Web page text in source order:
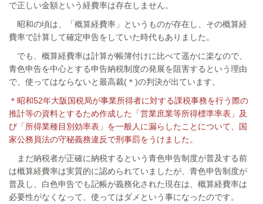
で正しい金額という経費率は存在しません。
昭和の頃は、「概算経費率」というものが存在し、その概算経
費率で計算して確定申告をしていた時代もありました。
でも、概算経費率は計算が帳簿付けに比べて遥かに楽なので、
青色申告を中心とする申告納税制度の発展を阻害するという理由
で、使ってはならないと最高裁(＊)の判決が出ています。
＊昭和52年大阪国税局が事業所得者に対する課税事務を行う際の
推計等の資料とするため作成した「営業庶業等所得標準率表」及
び「所得業種目別効率表」を一般人に漏らしたことについて、国
家公務員法の守秘義務違反で刑事罰をうけました。
まだ納税者が正確に納税するという青色申告制度が普及する前
は概算経費率は実質的に認められていましたが、青色申告制度が
普及し、白色申告でも記帳が義務化された現在は、概算経費率は
必要性がなくなって、使ってはダメという事になったのです。